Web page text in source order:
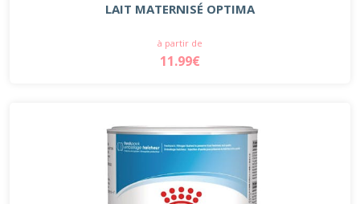
LAIT MATERNISÉ OPTIMA
à partir de
11.99€